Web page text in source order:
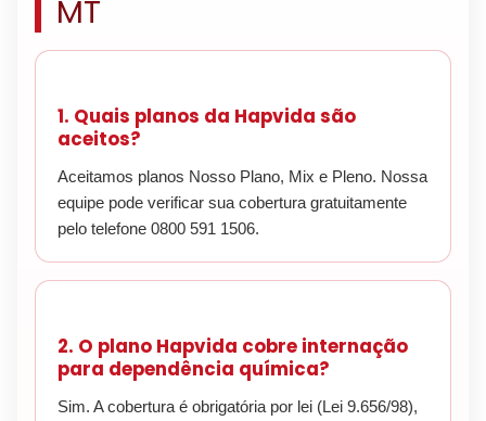
MT
1. Quais planos da Hapvida são
aceitos?
Aceitamos planos Nosso Plano, Mix e Pleno. Nossa
equipe pode verificar sua cobertura gratuitamente
pelo telefone 0800 591 1506.
2. O plano Hapvida cobre internação
para dependência química?
Sim. A cobertura é obrigatória por lei (Lei 9.656/98),